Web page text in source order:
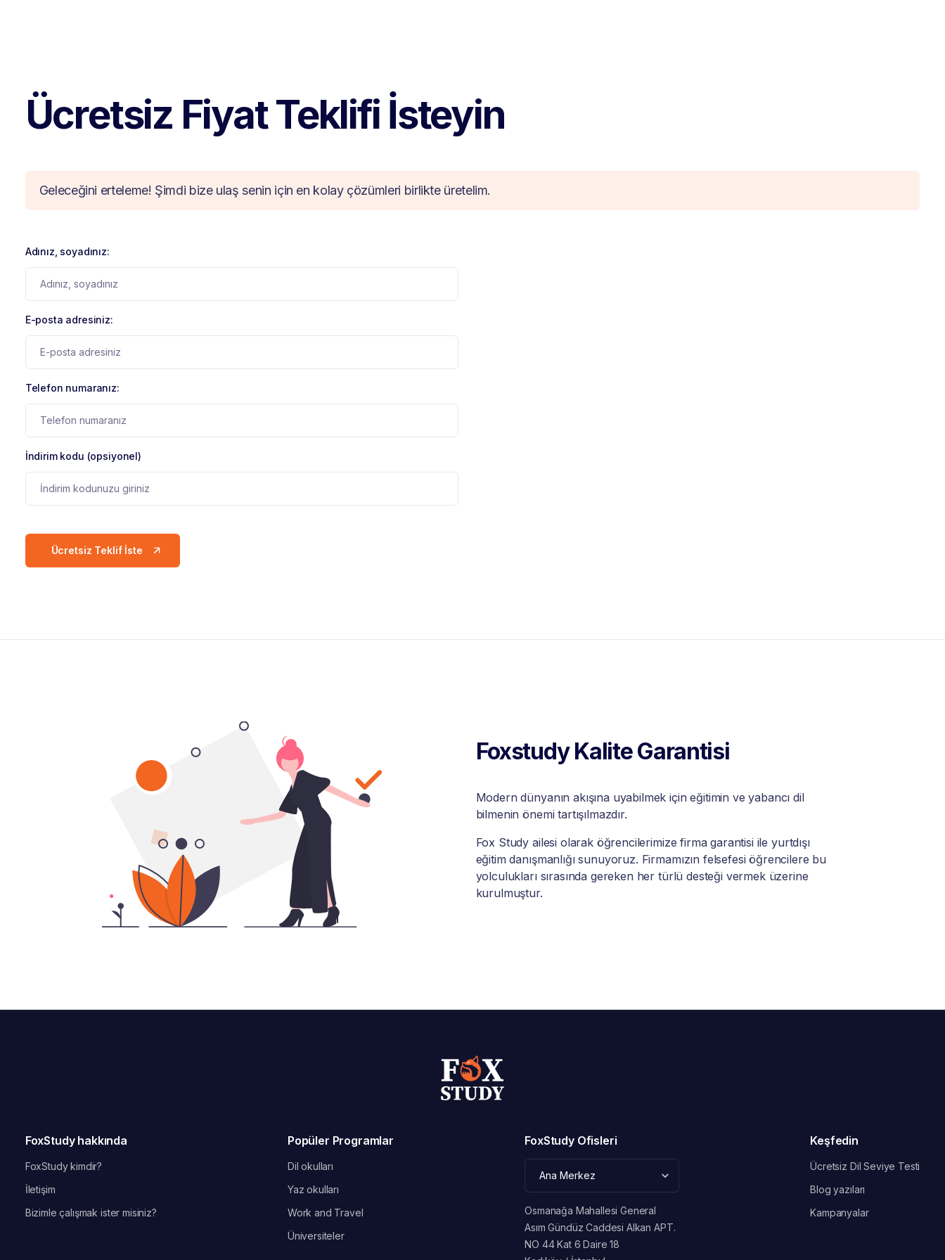
Ücretsiz Fiyat Teklifi İsteyin
Geleceğini erteleme! Şimdi bize ulaş senin için en kolay çözümleri birlikte üretelim.
Adınız, soyadınız:
E-posta adresiniz:
Telefon numaranız:
İndirim kodu (opsiyonel)
Ücretsiz Teklif İste
Foxstudy Kalite Garantisi
Modern dünyanın akışına uyabilmek için eğitimin ve yabancı dil
bilmenin önemi tartışılmazdır.
Fox Study ailesi olarak öğrencilerimize firma garantisi ile yurtdışı
eğitim danışmanlığı sunuyoruz. Firmamızın felsefesi öğrencilere bu
yolculukları sırasında gereken her türlü desteği vermek üzerine
kurulmuştur.
FoxStudy hakkında
FoxStudy kimdir?
İletişim
Bizimle çalışmak ister misiniz?
Popüler Programlar
Dil okulları
Yaz okulları
Work and Travel
Üniversiteler
FoxStudy Ofisleri
Osmanağa Mahallesi General
Asım Gündüz Caddesi Alkan APT.
NO 44 Kat 6 Daire 18
Keşfedin
Ücretsiz Dil Seviye Testi
Blog yazıları
Kampanyalar